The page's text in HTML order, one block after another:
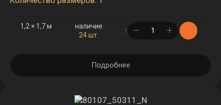
1,2 × 1,7 м
наличие
24 шт.
в корзине
Подробнее